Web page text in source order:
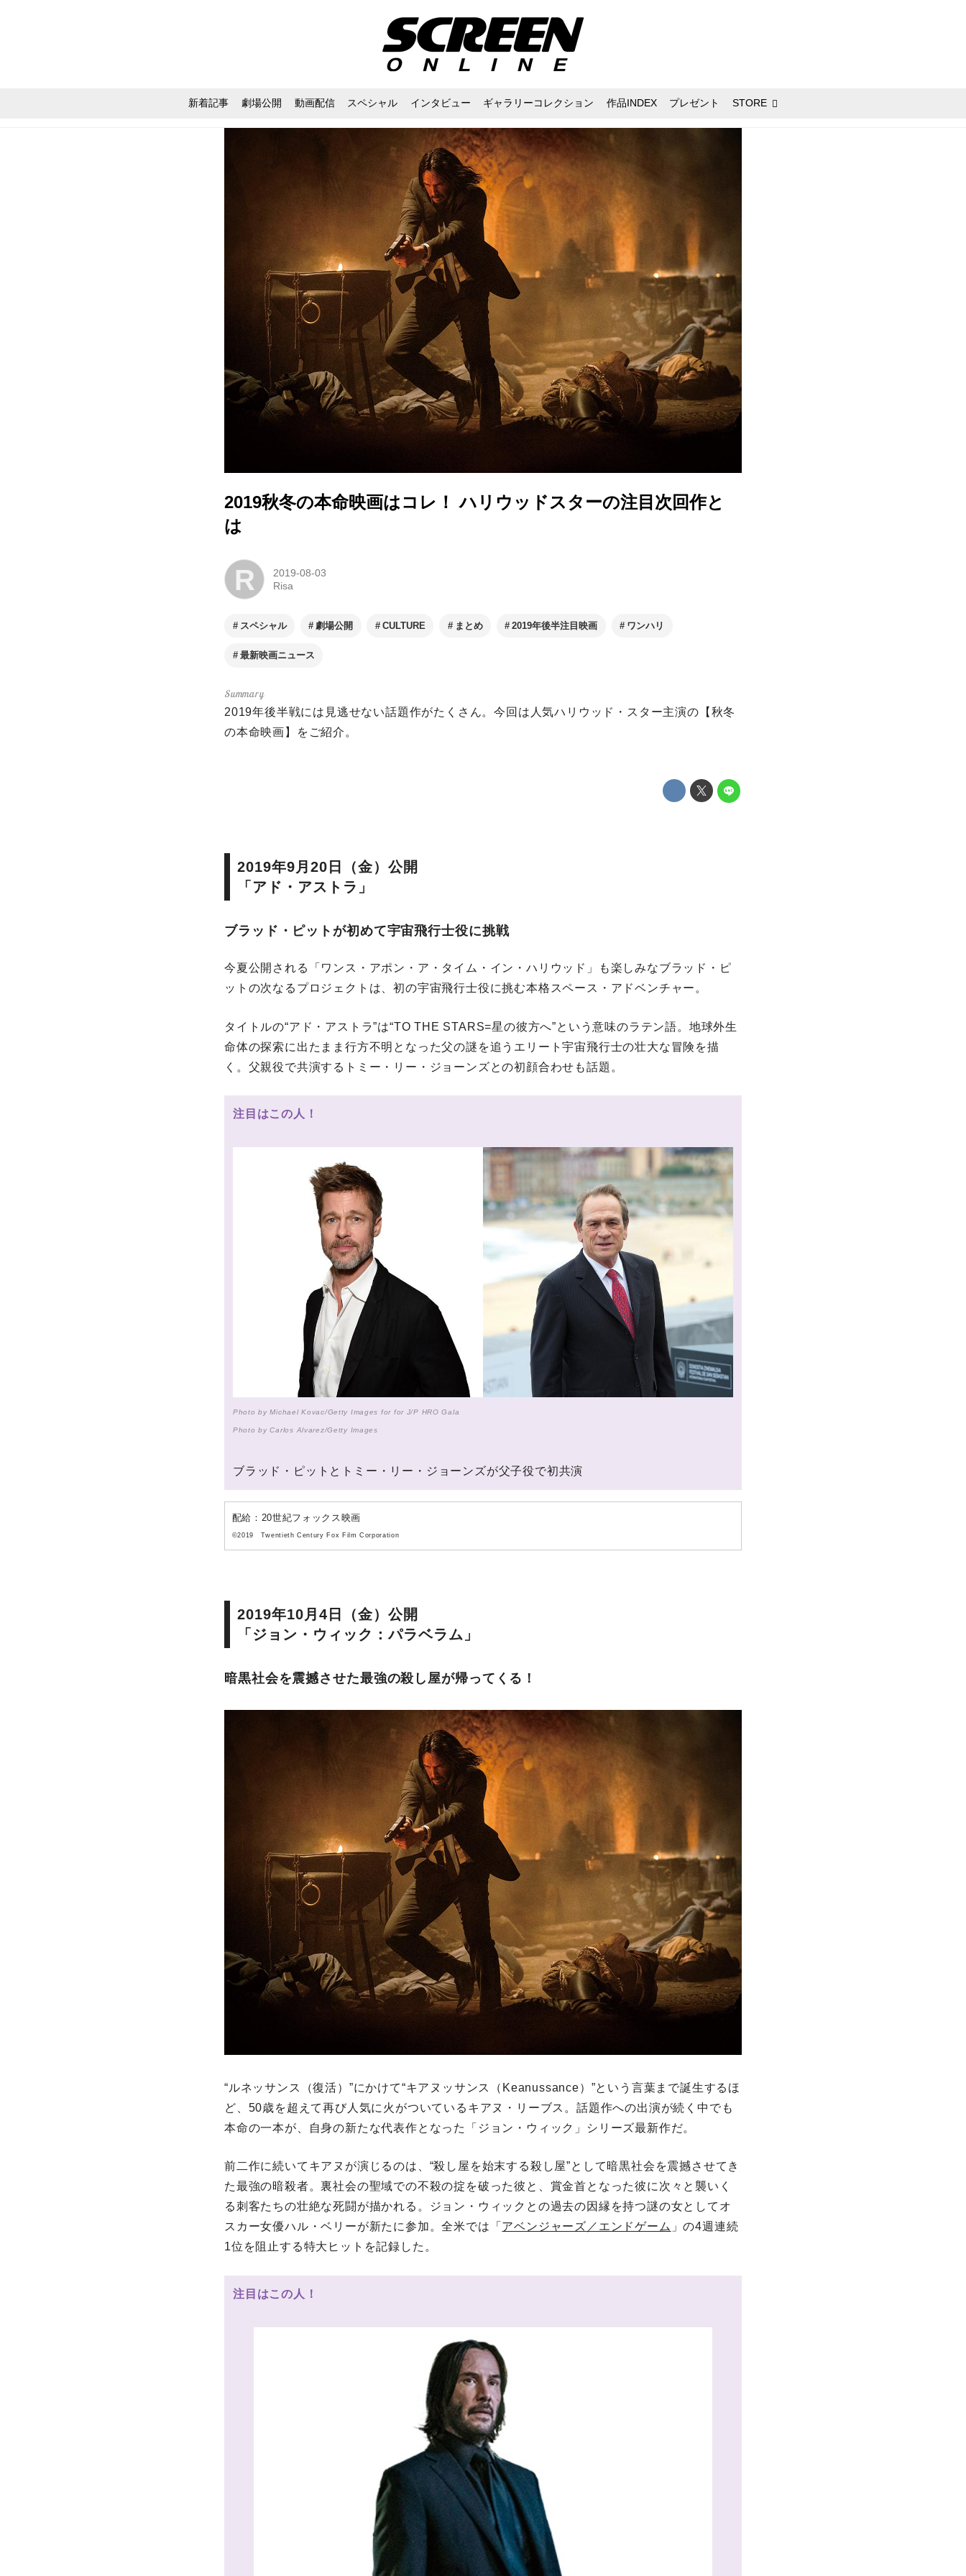
新着記事 劇場公開 動画配信 スペシャル インタビュー ギャラリーコレクション 作品INDEX プレゼント STORE
2019秋冬の本命映画はコレ！ ハリウッドスターの注目次回作と
は
R
2019-08-03
Risa
スペシャル 劇場公開 CULTURE まとめ 2019年後半注目映画 ワンハリ
最新映画ニュース
2019年後半戦には見逃せない話題作がたくさん。今回は人気ハリウッド・スター主演の【秋冬
の本命映画】をご紹介。
2019年9月20日（金）公開
「アド・アストラ」
ブラッド・ピットが初めて宇宙飛行士役に挑戦
今夏公開される「ワンス・アポン・ア・タイム・イン・ハリウッド」も楽しみなブラッド・ピ
ットの次なるプロジェクトは、初の宇宙飛行士役に挑む本格スペース・アドベンチャー。
タイトルの“アド・アストラ”は“TO THE STARS=星の彼方へ”という意味のラテン語。地球外生
命体の探索に出たまま行方不明となった父の謎を追うエリート宇宙飛行士の壮大な冒険を描
く。父親役で共演するトミー・リー・ジョーンズとの初顔合わせも話題。
注目はこの人！
Photo by Michael Kovac/Getty Images for for J/P HRO Gala
Photo by Carlos Alvarez/Getty Images
ブラッド・ピットとトミー・リー・ジョーンズが父子役で初共演
配給：20世紀フォックス映画
©2019 Twentieth Century Fox Film Corporation
2019年10月4日（金）公開
「ジョン・ウィック：パラベラム」
暗黒社会を震撼させた最強の殺し屋が帰ってくる！
“ルネッサンス（復活）”にかけて“キアヌッサンス（Keanussance）”という言葉まで誕生するほ
ど、50歳を超えて再び人気に火がついているキアヌ・リーブス。話題作への出演が続く中でも
本命の一本が、自身の新たな代表作となった「ジョン・ウィック」シリーズ最新作だ。
前二作に続いてキアヌが演じるのは、“殺し屋を始末する殺し屋”として暗黒社会を震撼させてき
た最強の暗殺者。裏社会の聖域での不殺の掟を破った彼と、賞金首となった彼に次々と襲いく
る刺客たちの壮絶な死闘が描かれる。ジョン・ウィックとの過去の因縁を持つ謎の女としてオ
スカー女優ハル・ベリーが新たに参加。全米では「 アベンジャーズ／エンドゲーム 」の4週連続
1位を阻止する特大ヒットを記録した。
注目はこの人！